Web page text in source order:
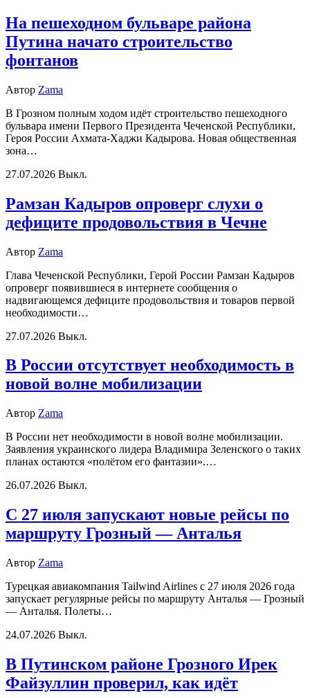
На пешеходном бульваре района
Путина начато строительство
фонтанов
Автор Zama
В Грозном полным ходом идёт строительство пешеходного
бульвара имени Первого Президента Чеченской Республики,
Героя России Ахмата-Хаджи Кадырова. Новая общественная
зона…
27.07.2026 Выкл.
Рамзан Кадыров опроверг слухи о
дефиците продовольствия в Чечне
Автор Zama
Глава Чеченской Республики, Герой России Рамзан Кадыров
опроверг появившиеся в интернете сообщения о
надвигающемся дефиците продовольствия и товаров первой
необходимости…
27.07.2026 Выкл.
В России отсутствует необходимость в
новой волне мобилизации
Автор Zama
В России нет необходимости в новой волне мобилизации.
Заявления украинского лидера Владимира Зеленского о таких
планах остаются «полётом его фантазии».…
26.07.2026 Выкл.
С 27 июля запускают новые рейсы по
маршруту Грозный — Анталья
Автор Zama
Турецкая авиакомпания Tailwind Airlines с 27 июля 2026 года
запускает регулярные рейсы по маршруту Анталья — Грозный
— Анталья. Полеты…
24.07.2026 Выкл.
В Путинском районе Грозного Ирек
Файзуллин проверил, как идёт